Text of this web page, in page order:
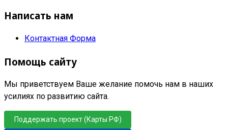
Написать нам
Контактная Форма
Помощь сайту
Мы приветствуем Ваше желание помочь нам в наших
усилиях по развитию сайта.
Поддержать проект (Карты РФ)